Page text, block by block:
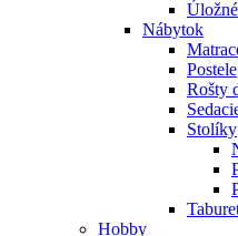
Nábytok
Postele
Rošty
Stolíky
Hobby